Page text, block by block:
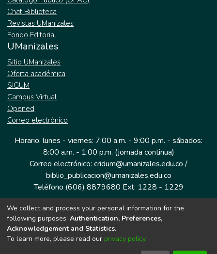
Chat Biblioteca
Revistas UManizales
Fondo Editorial
UManizales
Sitio UManizales
Oferta académica
SIGUM
Campus Virtual
Opened
Correo electrónico
Horario: lunes - viernes: 7:00 a.m. - 9:00 p.m. - sábados:
8:00 a.m. - 1:00 p.m. (jornada continua)
Correo electrónico: cridum@umanizales.edu.co /
biblio_publicacion@umanizales.edu.co
Teléfono (606) 8879680 Ext: 1228 - 1229
Dirección: Cra 9 a # 19-03 Edificio histórico, piso 1
Manizales, Caldas
Colombia.
We collect and process your personal information for the
following purposes: Authentication, Preferences,
Acknowledgement and Statistics.
To learn more, please read our privacy policy.